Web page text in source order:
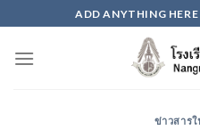
to
content
ADD ANYTHING
ข่าวสารใ